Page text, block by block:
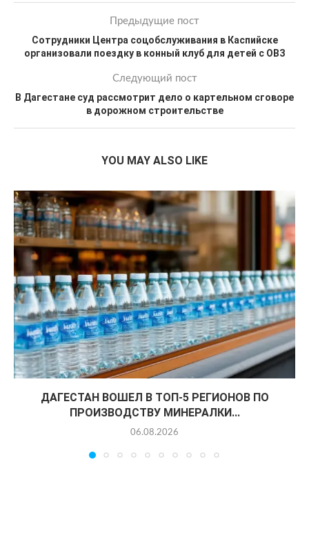
Предыдущие пост
Сотрудники Центра соцобслуживания в Каспийске
организовали поездку в конный клуб для детей с ОВЗ
Следующий пост
В Дагестане суд рассмотрит дело о картельном сговоре
в дорожном строительстве
YOU MAY ALSO LIKE
ДАГЕСТАН ВОШЕЛ В ТОП-5 РЕГИОНОВ ПО
ПРОИЗВОДСТВУ МИНЕРАЛКИ...
06.08.2026